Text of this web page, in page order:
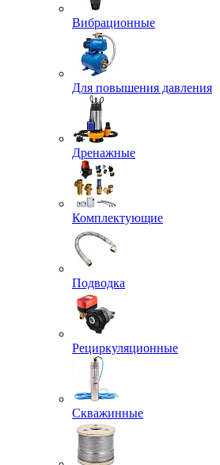
Вибрационные
Для повышения давления
Дренажные
Комплектующие
Подводка
Рециркуляционные
Скважинные